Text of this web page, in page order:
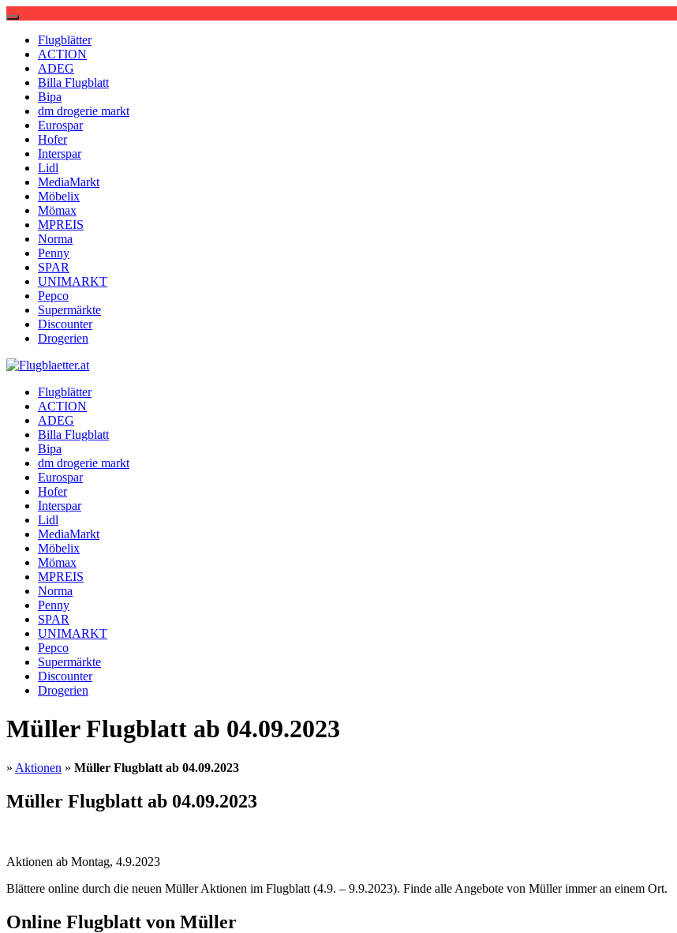
Flugblätter
ACTION
ADEG
Billa Flugblatt
Bipa
dm drogerie markt
Eurospar
Hofer
Interspar
Lidl
MediaMarkt
Möbelix
Mömax
MPREIS
Norma
Penny
SPAR
UNIMARKT
Pepco
Supermärkte
Discounter
Drogerien
Flugblaetter.at
Flugblätter und Aktionen
Flugblätter
ACTION
ADEG
Billa Flugblatt
Bipa
dm drogerie markt
Eurospar
Hofer
Interspar
Lidl
MediaMarkt
Möbelix
Mömax
MPREIS
Norma
Penny
SPAR
UNIMARKT
Pepco
Supermärkte
Discounter
Drogerien
Müller Flugblatt ab 04.09.2023
» Aktionen » Müller Flugblatt ab 04.09.2023
Müller Flugblatt ab 04.09.2023
Aktionen ab Montag, 4.9.2023
Blättere online durch die neuen Müller Aktionen im Flugblatt (4.9. – 9.9.2023). Finde alle Angebote von Müller immer an einem Ort.
Online Flugblatt von Müller